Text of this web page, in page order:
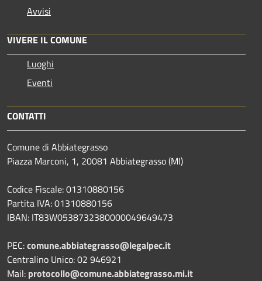
Avvisi
VIVERE IL COMUNE
Luoghi
Eventi
CONTATTI
Comune di Abbiategrasso
Piazza Marconi, 1, 20081 Abbiategrasso (MI)
Codice Fiscale: 01310880156
Partita IVA: 01310880156
IBAN: IT83W0538732380000049649473
PEC:comune.abbiategrasso@legalpec.it
Centralino Unico: 02 946921
Mail: protocollo@comune.abbiategrasso.mi.it